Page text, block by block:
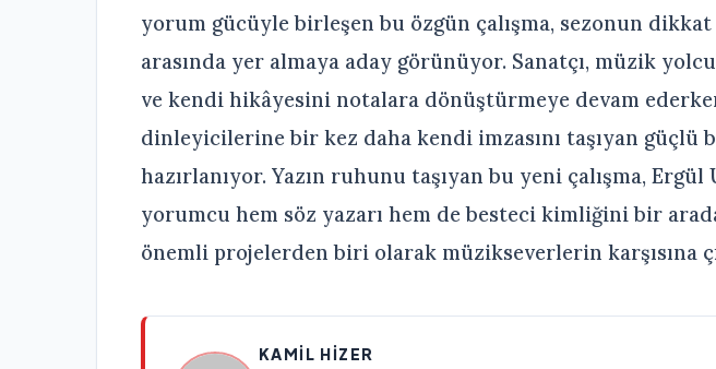
yorum gücüyle birleşen bu özgün çalışma, sezonun
arasında yer almaya aday görünüyor. Sanatçı, müzik
ve kendi hikâyesini notalara dönüştürmeye devam
dinleyicilerine bir kez daha kendi imzasını taşıyan güçlü
hazırlanıyor. Yazın ruhunu taşıyan bu yeni çalışma, Ergül
yorumcu hem söz yazarı hem de besteci kimliğini bir
önemli projelerden biri olarak müzikseverlerin karşısına
KAMIL HIZER